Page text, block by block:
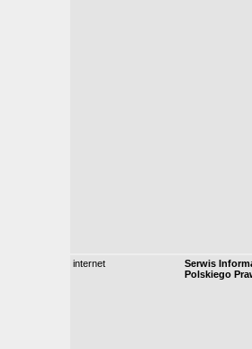
internet
Serwis
Polskiego